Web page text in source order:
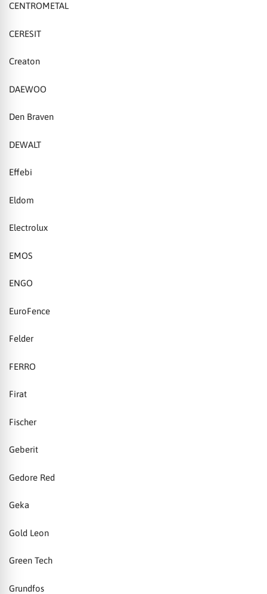
CENTROMETAL
CERESIT
Creaton
DAEWOO
Den Braven
DEWALT
Effebi
Eldom
Electrolux
EMOS
ENGO
EuroFence
Felder
FERRO
Firat
Fischer
Geberit
Gedore Red
Geka
Gold Leon
Green Tech
Grundfos